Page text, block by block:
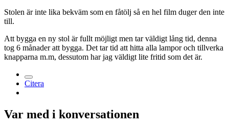
Stolen är inte lika bekväm som en fåtölj så en hel film duger den inte
till.
Att bygga en ny stol är fullt möjligt men tar väldigt lång tid, denna
tog 6 månader att bygga. Det tar tid att hitta alla lampor och tillverka
knapparna m.m, dessutom har jag väldigt lite fritid som det är.
Citera
Var med i konversationen